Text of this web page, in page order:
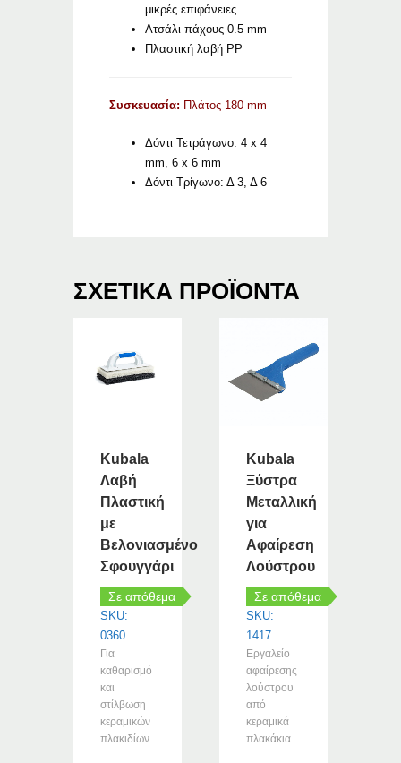
μικρές επιφάνειες
Ατσάλι πάχους 0.5 mm
Πλαστική λαβή PP
Συσκευασία: Πλάτος 180 mm
Δόντι Τετράγωνο: 4 x 4
mm, 6 x 6 mm
Δόντι Τρίγωνο: Δ 3, Δ 6
ΣΧΕΤΙΚΆ ΠΡΟΪΌΝΤΑ
Kubala
Λαβή
Πλαστική
με
Βελονιασμένο
Σφουγγάρι
Σε απόθεμα
SKU:
0360
Για
καθαρισμό
και
στίλβωση
κεραμικών
πλακιδίων
Kubala
Ξύστρα
Μεταλλική
για
Αφαίρεση
Λούστρου
Σε απόθεμα
SKU:
1417
Εργαλείο
αφαίρεσης
λούστρου
από
κεραμικά
πλακάκια